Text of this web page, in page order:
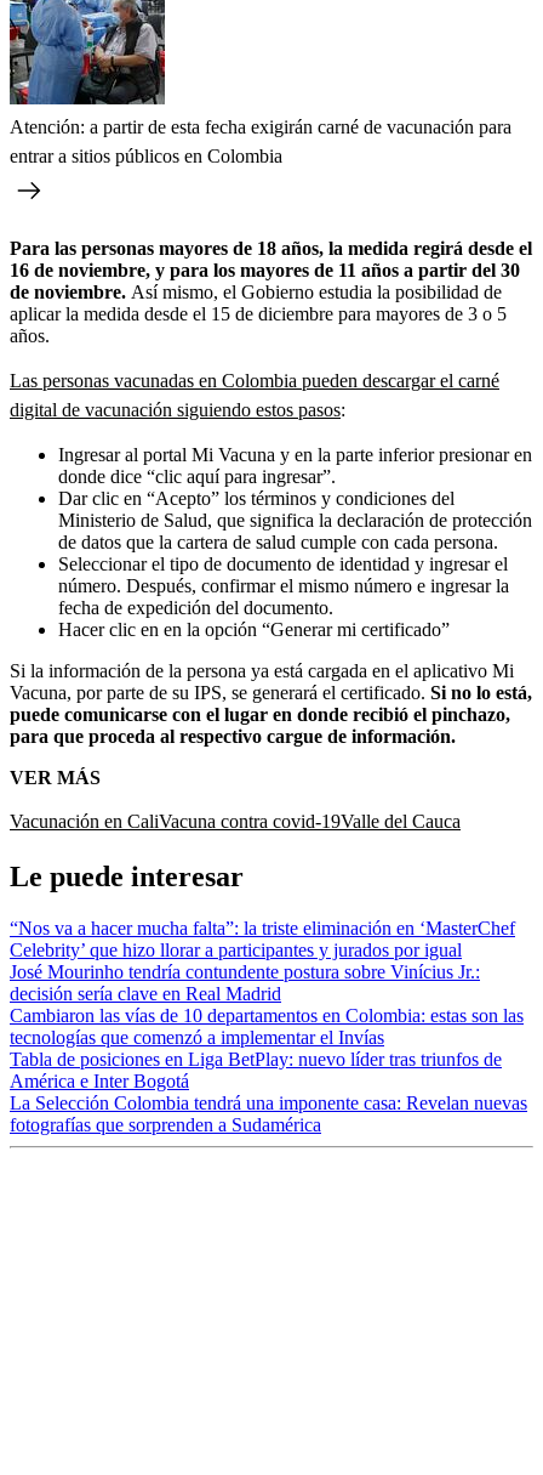
Atención: a partir de esta fecha exigirán carné de vacunación para
entrar a sitios públicos en Colombia
Para las personas mayores de 18 años, la medida regirá desde el
16 de noviembre, y para los mayores de 11 años a partir del 30
de noviembre. Así mismo, el Gobierno estudia la posibilidad de
aplicar la medida desde el 15 de diciembre para mayores de 3 o 5
años.
Las personas vacunadas en Colombia pueden descargar el carné
digital de vacunación siguiendo estos pasos:
Ingresar al portal Mi Vacuna y en la parte inferior presionar en
donde dice “clic aquí para ingresar”.
Dar clic en “Acepto” los términos y condiciones del
Ministerio de Salud, que significa la declaración de protección
de datos que la cartera de salud cumple con cada persona.
Seleccionar el tipo de documento de identidad y ingresar el
número. Después, confirmar el mismo número e ingresar la
fecha de expedición del documento.
Hacer clic en en la opción “Generar mi certificado”
Si la información de la persona ya está cargada en el aplicativo Mi
Vacuna, por parte de su IPS, se generará el certificado. Si no lo está,
puede comunicarse con el lugar en donde recibió el pinchazo,
para que proceda al respectivo cargue de información.
VER MÁS
Vacunación en CaliVacuna contra covid-19Valle del Cauca
Le puede interesar
“Nos va a hacer mucha falta”: la triste eliminación en ‘MasterChef
Celebrity’ que hizo llorar a participantes y jurados por igual
José Mourinho tendría contundente postura sobre Vinícius Jr.:
decisión sería clave en Real Madrid
Cambiaron las vías de 10 departamentos en Colombia: estas son las
tecnologías que comenzó a implementar el Invías
Tabla de posiciones en Liga BetPlay: nuevo líder tras triunfos de
América e Inter Bogotá
La Selección Colombia tendrá una imponente casa: Revelan nuevas
fotografías que sorprenden a Sudamérica